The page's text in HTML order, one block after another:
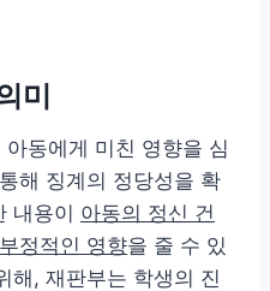
미
동에게 미친 영향을 심
해 징계의 정당성을 확
내용이 아동의 정신 건
정적인 영향을 줄 수 있
해, 재판부는 학생의 진